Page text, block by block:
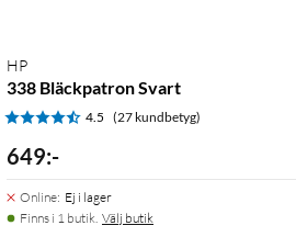
HP
338 Bläckpatron Svart
4.5 (27 kundbetyg)
649:-
Online: Ej i lager
Finns i 1 butik. Välj butik